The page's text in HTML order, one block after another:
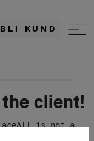
BLI KUND
client!
is not a